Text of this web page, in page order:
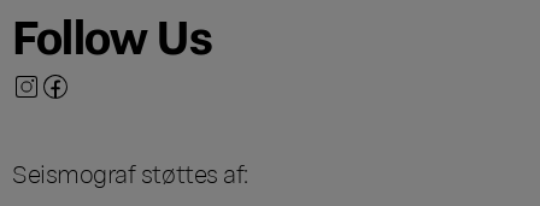
Follow Us
Seismograf støttes af: